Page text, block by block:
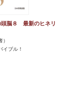
脳８ 最新のヒネリ
）
イブル！